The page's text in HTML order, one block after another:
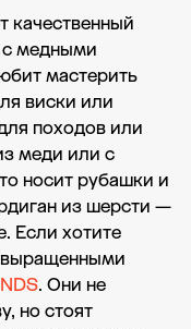
качественный
с медными
мастерить
виски или
походов или
меди или с
носит рубашки и
из шерсти —
Если хотите
выращенными
. Они не
но стоят